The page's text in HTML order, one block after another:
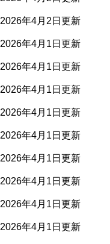
2026年4月2日更新
2026年4月1日更新
2026年4月1日更新
2026年4月1日更新
2026年4月1日更新
2026年4月1日更新
2026年4月1日更新
2026年4月1日更新
2026年4月1日更新
2026年4月1日更新